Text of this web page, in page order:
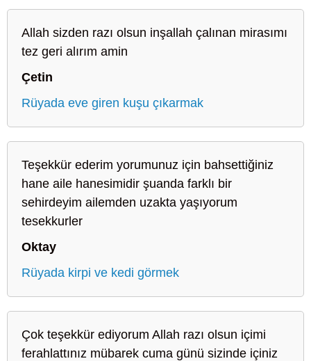
Allah sizden razı olsun inşallah çalınan mirasımı
tez geri alırım amin
Çetin
Rüyada eve giren kuşu çıkarmak
Teşekkür ederim yorumunuz için bahsettiğiniz
hane aile hanesimidir şuanda farklı bir
sehirdeyim ailemden uzakta yaşıyorum
tesekkurler
Oktay
Rüyada kirpi ve kedi görmek
Çok teşekkür ediyorum Allah razı olsun içimi
ferahlattınız mübarek cuma günü sizinde içiniz